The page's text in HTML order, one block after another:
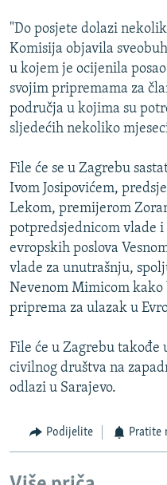
DNEVNO@RSE
SPECIJALI RSE
VIŠE OD NASLOVA
GENOCID U SREBRENICI
POST SCRIPTUM
MOJA EVROPA
TRI DECENIJE OD RATA U BIH
SVE KARTE DEJTONA
PRATITE NAS
Sve RFE/RL stranice
"Do posjete dolazi
Komisija objavila
u kojem je ocijenila
svojim pripremama za
područja u kojima su
sljedećih nekoliko
File će se u Zagrebu
Ivom Josipovićem,
Lekom, premijerom
potpredsjednicom vlade
evropskih poslova
vlade za unutrašnju,
Nevenom Mimicom kako
priprema za ulazak u
File će u Zagrebu takođe
civilnog društva na
odlazi u Sarajevo.
Podijelite Pratite